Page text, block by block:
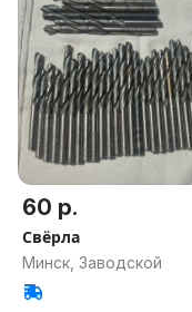
60 р.
Свёрла
Минск, Заводской